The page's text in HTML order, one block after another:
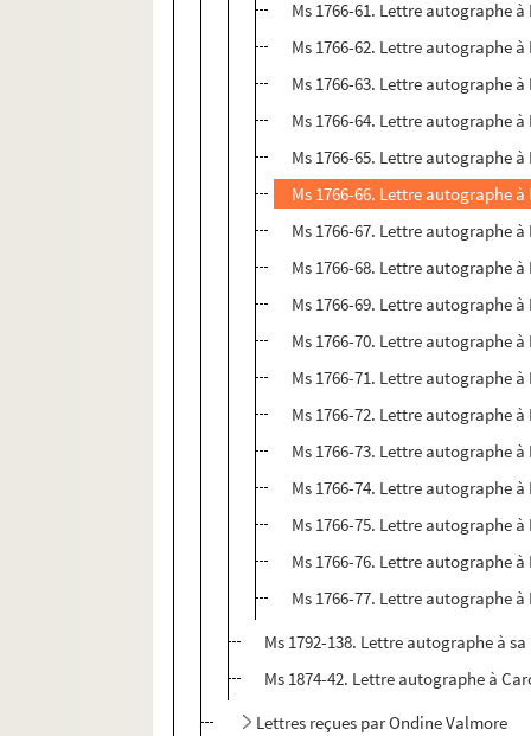
Ms 1766-61. Lettre autographe
Ms 1766-62. Lettre autographe
Ms 1766-63. Lettre autographe
Ms 1766-64. Lettre autographe
Ms 1766-65. Lettre autographe
Ms 1766-66. Lettre autographe
Ms 1766-67. Lettre autographe
Ms 1766-68. Lettre autographe
Ms 1766-69. Lettre autographe
Ms 1766-70. Lettre autographe
Ms 1766-71. Lettre autographe
Ms 1766-72. Lettre autographe
Ms 1766-73. Lettre autographe
Ms 1766-74. Lettre autographe
Ms 1766-75. Lettre autographe
Ms 1766-76. Lettre autographe
Ms 1766-77. Lettre autographe
Ms 1792-138. Lettre autographe à
Ms 1874-42. Lettre autographe à
Lettres reçues par Ondine Valmore